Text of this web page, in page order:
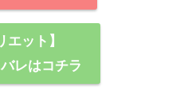
エット】
レはコチラ